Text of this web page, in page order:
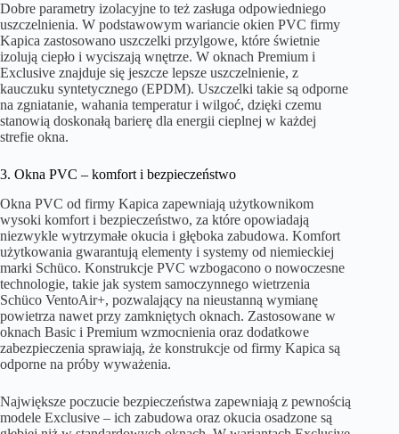
Dobre parametry izolacyjne to też zasługa odpowiedniego
uszczelnienia. W podstawowym wariancie okien PVC firmy
Kapica zastosowano uszczelki przylgowe, które świetnie
izolują ciepło i wyciszają wnętrze. W oknach Premium i
Exclusive znajduje się jeszcze lepsze uszczelnienie, z
kauczuku syntetycznego (EPDM). Uszczelki takie są odporne
na zgniatanie, wahania temperatur i wilgoć, dzięki czemu
stanowią doskonałą barierę dla energii cieplnej w każdej
strefie okna.
3. Okna PVC – komfort i bezpieczeństwo
Okna PVC od firmy Kapica zapewniają użytkownikom
wysoki komfort i bezpieczeństwo, za które opowiadają
niezwykle wytrzymałe okucia i głęboka zabudowa. Komfort
użytkowania gwarantują elementy i systemy od niemieckiej
marki Schüco. Konstrukcje PVC wzbogacono o nowoczesne
technologie, takie jak system samoczynnego wietrzenia
Schüco VentoAir+, pozwalający na nieustanną wymianę
powietrza nawet przy zamkniętych oknach. Zastosowane w
oknach Basic i Premium wzmocnienia oraz dodatkowe
zabezpieczenia sprawiają, że konstrukcje od firmy Kapica są
odporne na próby wyważenia.
Największe poczucie bezpieczeństwa zapewniają z pewnością
modele Exclusive – ich zabudowa oraz okucia osadzone są